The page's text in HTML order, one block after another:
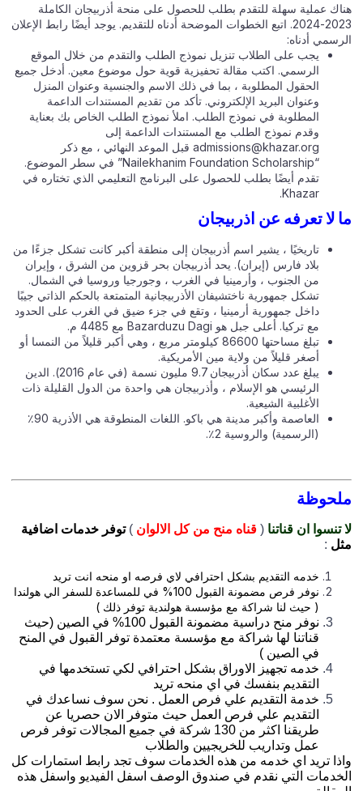
عملية سهلة للتقدم بطلب للحصول على منحة أذربيجان الكاملة
2023-2024. اتبع الخطوات الموضحة أدناه للتقديم. يوجد أيضًا رابط الإعلان
أدناه:
يجب على الطلاب تنزيل نموذج الطلب والتقدم من خلال الموقع
الرسمي. اكتب مقالة تحفيزية قوية حول موضوع معين. أدخل جميع
الحقول المطلوبة ، بما في ذلك الاسم والجنسية وعنوان المنزل
وعنوان البريد الإلكتروني. تأكد من تقديم المستندات الداعمة
المطلوبة في نموذج الطلب. املأ نموذج الطلب الخاص بك بعناية
وقدم نموذج الطلب مع المستندات الداعمة إلى
admissions@khazar.orgقبل الموعد النهائي ، مع ذكر
“Nailekhanim Foundation Scholarship” في سطر الموضوع.
تقدم أيضًا بطلب للحصول على البرنامج التعليمي الذي تختاره في
Khazar.
لا تعرفه عن اذربيجان
تاريخيًا ، يشير اسم أذربيجان إلى منطقة أكبر كانت تشكل جزءًا من
بلاد فارس (إيران). يحد أذربيجان بحر قزوين من الشرق ، وإيران
من الجنوب ، وأرمينيا في الغرب ، وجورجيا وروسيا في الشمال.
تشكل جمهورية ناختشيفان الأذربيجانية المتمتعة بالحكم الذاتي جيبًا
داخل جمهورية أرمينيا ، وتقع في جزء ضيق في الغرب على الحدود
مع تركيا. أعلى جبل هو Bazarduzu Dagi مع 4485 م.
تبلغ مساحتها 86600 كيلومتر مربع ، وهي أكبر قليلاً من النمسا أو
أصغر قليلاً من ولاية مين الأمريكية.
يبلغ عدد سكان أذربيجان 9.7 مليون نسمة (في عام 2016). الدين
الرئيسي هو الإسلام ، وأذربيجان هي واحدة من الدول القليلة ذات
الأغلبية الشيعية.
العاصمة وأكبر مدينة هي باكو. اللغات المنطوقة هي الأذرية 90٪
(الرسمية) والروسية 2٪.
تنسوا ان قناتنا( قناه منح من كل الالوان) توفر خدمات اضافية
:
خدمه التقديم بشكل احترافي لاي فرصه او منحه انت تريد
نوفر فرص مضمونة القبول 100% في للمساعدة للسفر الي هولندا
( حيث لنا شراكة مع مؤسسة هولندية توفر ذلك )
نوفر منح دراسية مضمونة القبول 100% في الصين (حيث
قناتنا لها شراكة مع مؤسسة معتمدة توفر القبول في المنح
في الصين )
خدمه تجهيز الاوراق بشكل احترافي لكي تستخدمها في
التقديم بنفسك في اي منحه تريد
خدمة التقديم علي فرص العمل . نحن سوف نساعدك في
التقديم علي فرص العمل حيث متوفر الان حصريا عن
طريقنا اكثر من 130 شركة في جميع المجالات توفر فرص
عمل وتداريب للخريجيين والطلاب
تريد اي خدمه من هذه الخدمات سوف تجد رابط استمارات كل
التي نقدم في صندوق الوصف اسفل الفيديو واسفل هذه